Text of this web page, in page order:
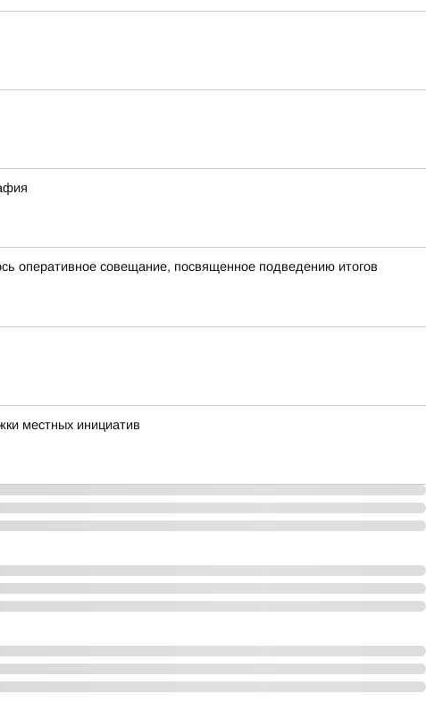
оперативное совещание, посвященное подведению итогов
местных инициатив